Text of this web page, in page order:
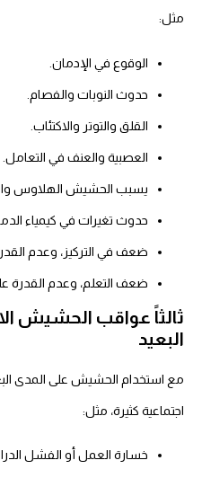
مثل:
الوقوع في الإدمان.
حدوث النوبات والفصام
القلق والتوتر والاكتئاب.
العصبية والعنف في التعامل.
يسبب الحشيش الهلاوس
حدوث تغيرات في كيمياء
ضعف في التركيز، وعدم
ضعف التعلم، وعدم القدرة
ثالثاً عواقب الحشيش
البعيد
مع استخدام الحشيش على المدى
اجتماعية كثيرة، مثل:
خسارة العمل أو الفشل